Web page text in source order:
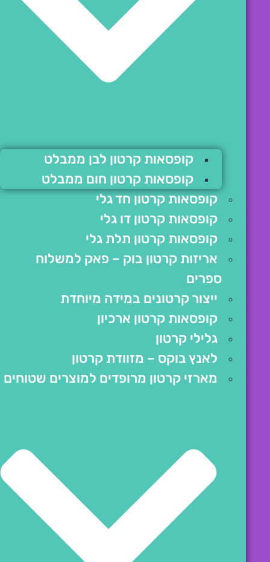
קופסאות קרטון לבן ממבלט
קופסאות קרטון חום ממבלט
קופסאות קרטון חד גלי
קופסאות קרטון דו גלי
קופסאות קרטון תלת גלי
אריזות קרטון בוק – פאק למשלוח
ספרים
ייצור קרטונים במידה מיוחדת
קופסאות קרטון ארכיון
גלילי קרטון
לאנץ בוקס – מזוודת קרטון
מארזי קרטון מרופדים למוצרים שטוחים